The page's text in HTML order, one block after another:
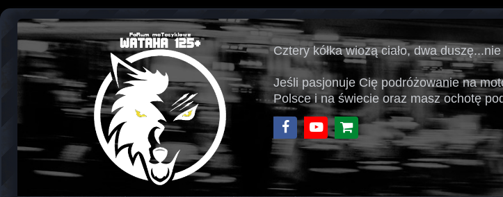
Cztery kółka wiozą ciało, dwa
Jeśli pasjonuje Cię podróżowanie na
Polsce i na świecie oraz masz ochotę
FacebookYoutubeSklep